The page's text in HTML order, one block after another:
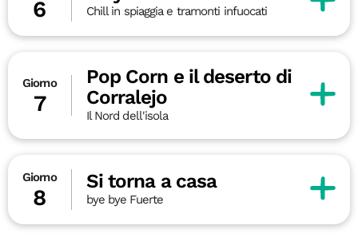
6 Chill in spiaggia e tramonti infuocati
Giorno
7
Pop Corn e il deserto di
Corralejo
Il Nord dell'isola
Giorno
8
Si torna a casa
bye bye Fuerte